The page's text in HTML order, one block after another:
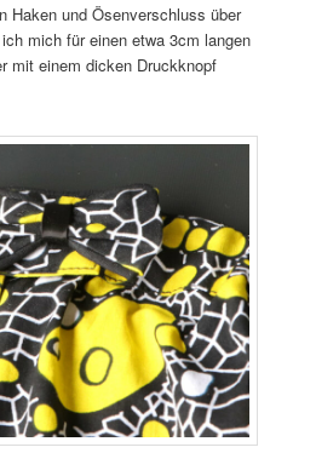
Haken und Ösenverschluss über
mich für einen etwa 3cm langen
mit einem dicken Druckknopf